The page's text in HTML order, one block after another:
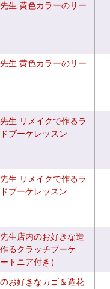
生 黄色カラーのリー
生 黄色カラーのリー
生 リメイクで作るラ
ブーケレッスン
生 リメイクで作るラ
ブーケレッスン
生店内のお好きな造
るクラッチブーケ
ートニア付き）
お好きなカゴ＆造花